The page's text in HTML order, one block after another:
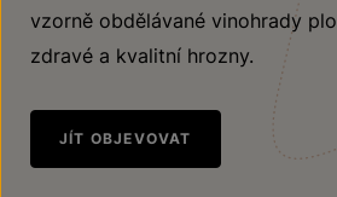
vzorně obdělávané vinohrady
zdravé a kvalitní hrozny.
JÍT OBJEVOVAT